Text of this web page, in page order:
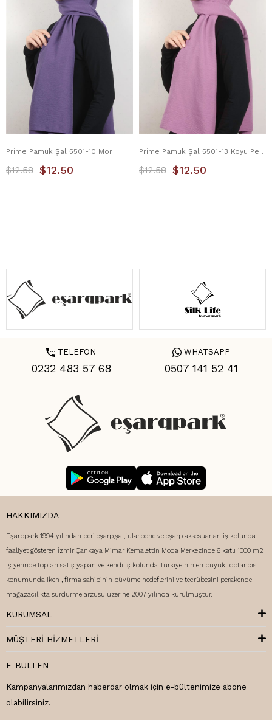
Prime Pamuk Şal 5501-10 Mor
$12.50
$12.58
Prime Pamuk Şal 5501-13 Koyu Pembe
$12.50
$12.58
TELEFON
0232 483 57 68
WHATSAPP
0507 141 52 41
HAKKIMIZDA
Eşarppark 1994 yılından beri eşarp,şal,fular,bone ve eşarp aksesuarları iş kolunda
faaliyet gösteren İzmir Çankaya Mimar Kemalettin Moda Merkezinde 6 katlı 1000 m2
iş yerinde toptan satış yapan ve kendi iş kolunda Türkiye'nin en büyük toptancısı
konumunda iken , firma sahibinin büyüme hedeflerini ve tecrübesini perakende
mağazacılıkta sürdürme arzusu üzerine 2007 yılında kurulmuştur.
KURUMSAL
MÜŞTERI HIZMETLERI
E-BÜLTEN
Kampanyalarımızdan haberdar olmak için e-bültenimize abone
olabilirsiniz.